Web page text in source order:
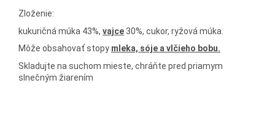
Zloženie:
kukuričná múka 43%, vajce 30%, cukor, ryžová múka.
Môže obsahovať stopy mleka, sóje a vlčieho bobu.
Skladujte na suchom mieste, chráňte pred priamym
slnečným žiarením